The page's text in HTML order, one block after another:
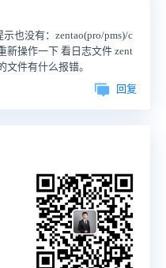
也没有：zentao(pro/pms)/c
新操作一下 看日志文件 zent
文件有什么报错。
回复